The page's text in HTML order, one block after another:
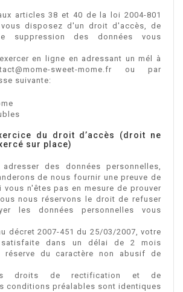
articles 38 et 40 de la loi 2004-801
vous disposez d'un droit d'accès, de
suppression des données vous
en ligne en adressant un mél à
sweet-mome.fr ou par
suivante:
du droit d’accès (droit ne
sur place)
des données personnelles,
de nous fournir une preuve de
vous n'êtes pas en mesure de prouver
nous réservons le droit de refuser
les données personnelles vous
décret 2007-451 du 25/03/2007, votre
satisfaite dans un délai de 2 mois
réserve du caractère non abusif de
droits de rectification et de
conditions préalables sont identiques